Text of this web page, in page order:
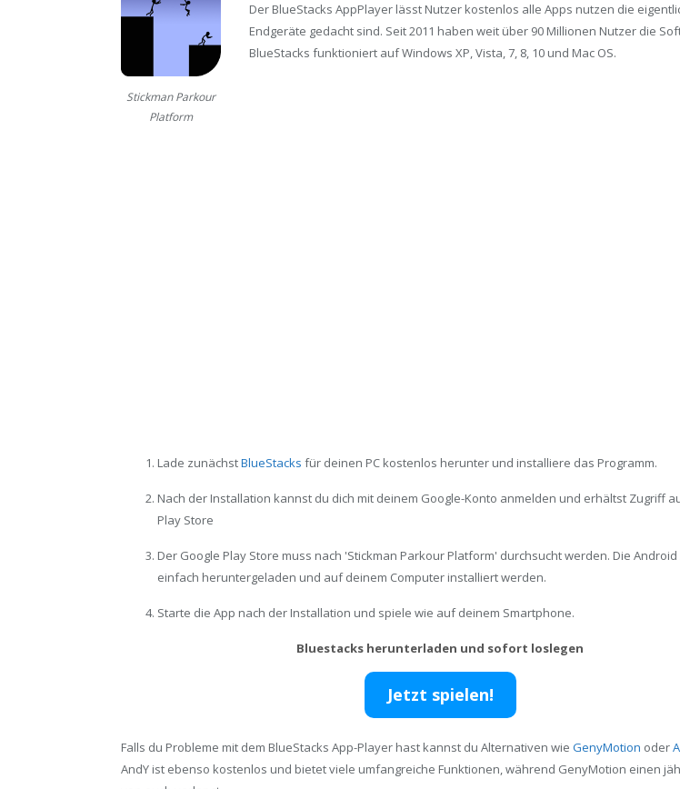
Stickman Parkour
Platform
Der BlueStacks AppPlayer lässt Nutzer kostenlos alle Apps nutzen die
Endgeräte gedacht sind. Seit 2011 haben weit über 90 Millionen Nutzer die
BlueStacks funktioniert auf Windows XP, Vista, 7, 8, 10 und Mac OS.
Lade zunächstBlueStacks für deinen PC kostenlos herunter und installiere das Programm.
Nach der Installation kannst du dich mit deinem Google-Konto anmelden und erhältst Zugriff
Play Store
Der Google Play Store muss nach 'Stickman Parkour Platform' durchsucht werden. Die
einfach heruntergeladen und auf deinem Computer installiert werden.
Starte die App nach der Installation und spiele wie auf deinem Smartphone.
Bluestacks herunterladen und sofort loslegen
Jetzt spielen!
Falls du Probleme mit dem BlueStacks App-Player hast kannst du Alternativen wie GenyMotion oder
AndY ist ebenso kostenlos und bietet viele umfangreiche Funktionen, während GenyMotion einen